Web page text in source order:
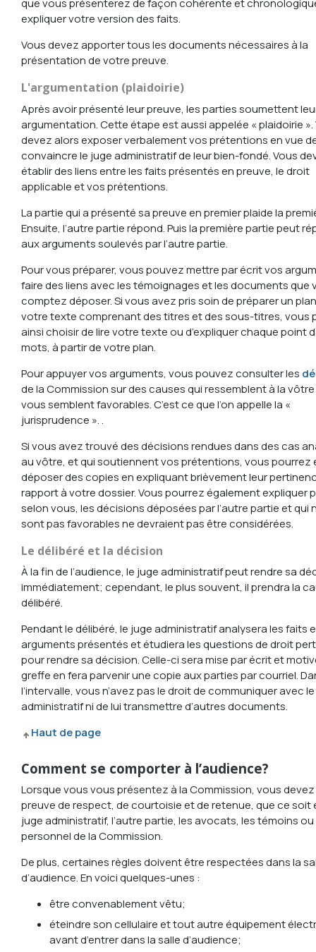
que vous présenterez de façon cohérente et
expliquer votre version des faits.
Vous devez apporter tous les documents nécessaires à la
présentation de votre preuve.
L'argumentation (plaidoirie)
Après avoir présenté leur preuve, les parties soumettent
argumentation. Cette étape est aussi appelée « plaidoirie ».
devez alors exposer verbalement vos prétentions en vue
convaincre le juge administratif de leur bien-fondé. Vous
établir des liens entre les faits présentés en preuve, le droit
applicable et vos prétentions.
La partie qui a présenté sa preuve en premier plaide la
Ensuite, l’autre partie répond. Puis la première partie peut
aux arguments soulevés par l’autre partie.
Pour vous préparer, vous pouvez mettre par écrit vos
faire des liens avec les témoignages et les documents que
comptez déposer. Si vous avez pris soin de préparer un
votre texte comprenant des titres et des sous-titres, vous
ainsi choisir de lire votre texte ou d’expliquer chaque point
mots, à partir de votre plan.
Pour appuyer vos arguments, vous pouvez consulter les
de la Commission sur des causes qui ressemblent à la
vous semblent favorables. C’est ce que l’on appelle la «
jurisprudence ». .
Si vous avez trouvé des décisions rendues dans des cas
au vôtre, et qui soutiennent vos prétentions, vous pourrez
déposer des copies en expliquant brièvement leur
rapport à votre dossier. Vous pourrez également expliquer
selon vous, les décisions déposées par l’autre partie et qui
sont pas favorables ne devraient pas être considérées.
Le délibéré et la décision
À la fin de l’audience, le juge administratif peut rendre sa
immédiatement; cependant, le plus souvent, il prendra la
délibéré.
Pendant le délibéré, le juge administratif analysera les faits
arguments présentés et étudiera les questions de droit
pour rendre sa décision. Celle-ci sera mise par écrit et
greffe en fera parvenir une copie aux parties par courriel.
l’intervalle, vous n’avez pas le droit de communiquer avec
administratif ni de lui transmettre d’autres documents.
Haut de page
Comment se comporter à l’audience?
Lorsque vous vous présentez à la Commission, vous
preuve de respect, de courtoisie et de retenue, que ce soit
juge administratif, l’autre partie, les avocats, les témoins ou
personnel de la Commission.
De plus, certaines règles doivent être respectées dans la
d’audience. En voici quelques-unes :
être convenablement vêtu;
éteindre son cellulaire et tout autre équipement
avant d’entrer dans la salle d’audience;